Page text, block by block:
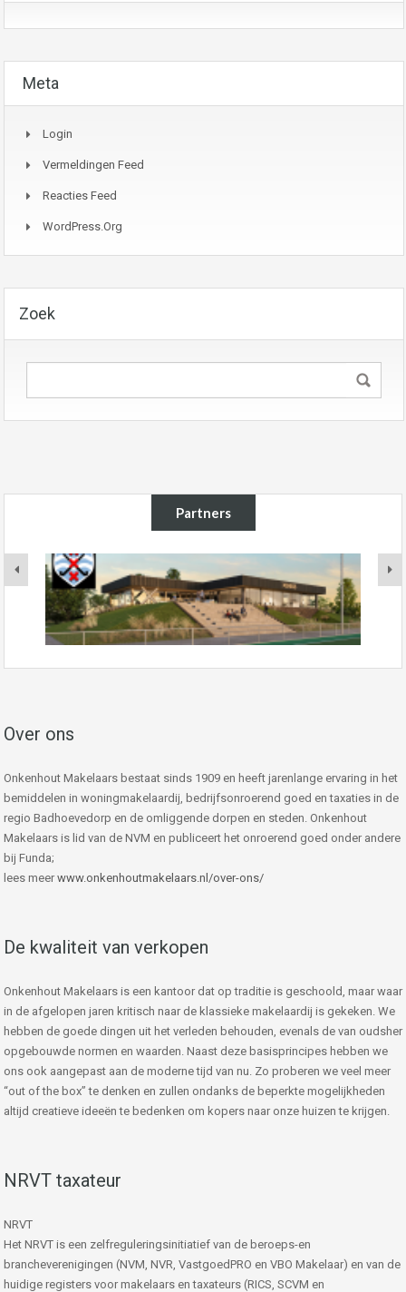
Meta
Login
Vermeldingen Feed
Reacties Feed
WordPress.org
Zoek
Partners
Over ons
Onkenhout Makelaars bestaat sinds 1909 en heeft jarenlange ervaring in het
bemiddelen in woningmakelaardij, bedrijfsonroerend goed en taxaties in de
regio Badhoevedorp en de omliggende dorpen en steden. Onkenhout
Makelaars is lid van de NVM en publiceert het onroerend goed onder andere
bij Funda;
lees meer www.onkenhoutmakelaars.nl/over-ons/
De kwaliteit van verkopen
Onkenhout Makelaars is een kantoor dat op traditie is geschoold, maar waar
in de afgelopen jaren kritisch naar de klassieke makelaardij is gekeken. We
hebben de goede dingen uit het verleden behouden, evenals de van oudsher
opgebouwde normen en waarden. Naast deze basisprincipes hebben we
ons ook aangepast aan de moderne tijd van nu. Zo proberen we veel meer
“out of the box” te denken en zullen ondanks de beperkte mogelijkheden
altijd creatieve ideeën te bedenken om kopers naar onze huizen te krijgen.
NRVT taxateur
NRVT
Het NRVT is een zelfreguleringsinitiatief van de beroeps-en
brancheverenigingen (NVM, NVR, VastgoedPRO en VBO Makelaar) en van de
huidige registers voor makelaars en taxateurs (RICS, SCVM en